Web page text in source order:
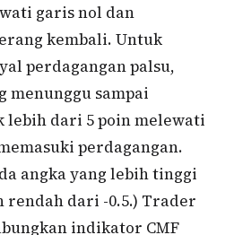
garis nol dan
kembali. Untuk
perdagangan palsu,
menunggu sampai
dari 5 poin melewati
perdagangan.
angka yang lebih tinggi
rendah dari -0.5.) Trader
indikator CMF